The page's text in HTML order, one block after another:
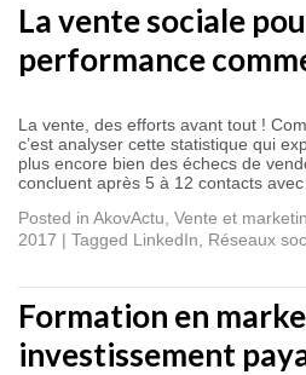
La vente sociale
performance
La vente, des efforts avant tout !
c’est analyser cette statistique qui
plus encore bien des échecs de
concluent après 5 à 12 contacts
Posted in AkovActu Vente et
2017 | Tagged LinkedIn Réseaux
Formation en
investissement